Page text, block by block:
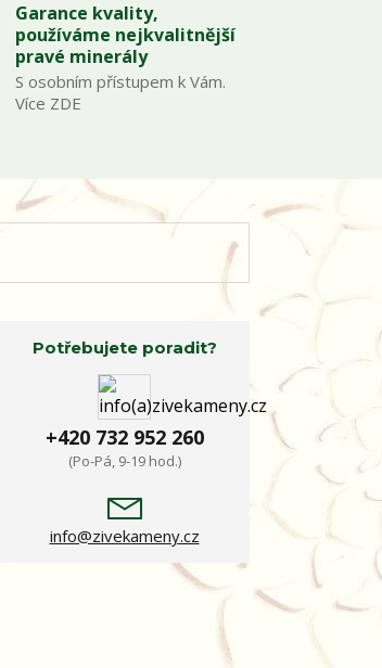
Garance kvality,
používáme nejkvalitnější
pravé minerály
S osobním přístupem k Vám.
Více ZDE
Potřebujete poradit?
+420 732 952 260
(Po-Pá, 9-19 hod.)
info@zivekameny.cz